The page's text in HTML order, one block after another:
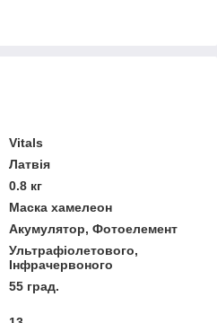
Vitals
Латвія
0.8 кг
Маска хамелеон
Акумулятор, Фотоелемент
Ультрафіолетового,
Інфрачервоного
55 град.